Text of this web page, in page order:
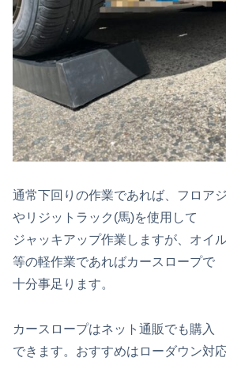
通常下回りの作業であれば、フロア
やリジットラック(馬)を使用して
ジャッキアップ作業しますが、オイ
等の軽作業であればカースロープで
十分事足ります。
カースロープはネット通販でも購入
できます。おすすめはローダウン対